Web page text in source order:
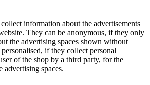
information about the advertisements
They can be anonymous, if they only
the advertising spaces shown without
if they collect personal
of the shop by a third party, for the
advertising spaces.